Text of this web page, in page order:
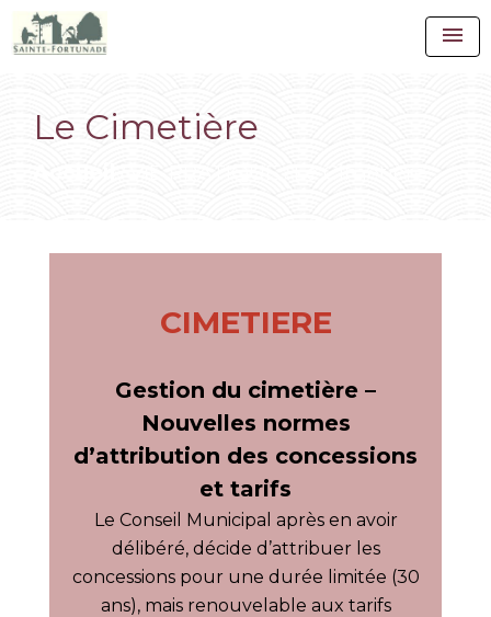
menu
Le Cimetière
CIMETIERE
Gestion du cimetière –
Nouvelles normes
d’attribution des concessions
et tarifs
Le Conseil Municipal après en avoir
délibéré, décide d’attribuer les
concessions pour une durée limitée (30
ans), mais renouvelable aux tarifs